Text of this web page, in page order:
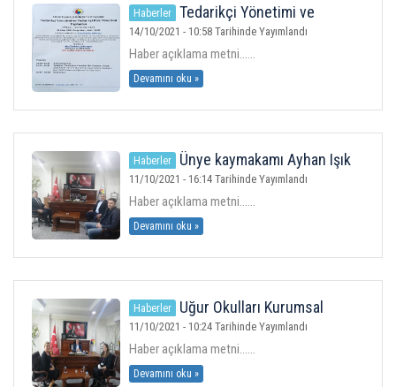
Haberler
Tedarikçi Yönetimi ve
Tedarikçi Risk Yönetimimi Eğitimi
14/10/2021 - 10:58 Tarihinde Yayımlandı
Haber açıklama metni......
Devamını oku »
Haberler
Ünye kaymakamı Ayhan Işık
Borsamıza iadei ziyarette
bulundu.Ziyarette Yönetim Kurulu
Başkanımız Mustafa Uslu ve Meclis
Başkanımız Erhan Aydın bulundu.
11/10/2021 - 16:14 Tarihinde Yayımlandı
Haber açıklama metni......
Devamını oku »
Haberler
Uğur Okulları Kurumsal
İletişim Yöneticisi Neriman Gülay ve
Kampüs Müdürü Mehtap Kapadayı
borsamızı ziyaret ederek Başkanımız
Mustafa Uslu ile görüştü.
11/10/2021 - 10:24 Tarihinde Yayımlandı
Haber açıklama metni......
Devamını oku »